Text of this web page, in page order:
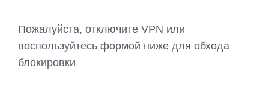
Пожалуйста, отключите VPN или
воспользуйтесь формой ниже для обхода
блокировки